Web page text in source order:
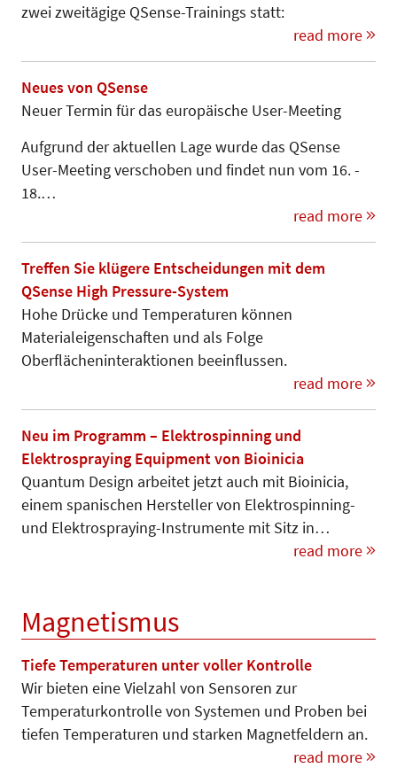
zwei zweitägige QSense-Trainings statt:
read more
Neues von QSense
Neuer Termin für das europäische User-Meeting
Aufgrund der aktuellen Lage wurde das QSense
User-Meeting verschoben und findet nun vom 16. -
18.…
read more
Treffen Sie klügere Entscheidungen mit dem
QSense High Pressure-System
Hohe Drücke und Temperaturen können
Materialeigenschaften und als Folge
Oberflächeninteraktionen beeinflussen.
read more
Neu im Programm – Elektrospinning und
Elektrospraying Equipment von Bioinicia
Quantum Design arbeitet jetzt auch mit Bioinicia,
einem spanischen Hersteller von Elektrospinning-
und Elektrospraying-Instrumente mit Sitz in…
read more
Magnetismus
Tiefe Temperaturen unter voller Kontrolle
Wir bieten eine Vielzahl von Sensoren zur
Temperaturkontrolle von Systemen und Proben bei
tiefen Temperaturen und starken Magnetfeldern an.
read more